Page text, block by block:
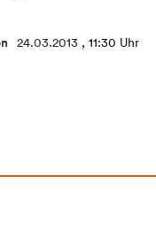
24.03.2013 , 11:30 Uhr